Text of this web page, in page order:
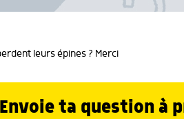
leurs épines ? Merci
Envoie ta question à